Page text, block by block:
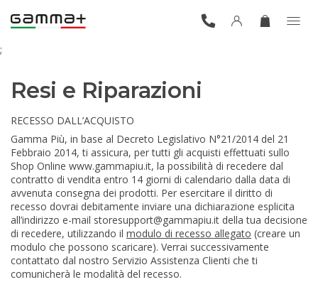
;
Resi e Riparazioni
RECESSO DALL’ACQUISTO
Gamma Più, in base al Decreto Legislativo N°21/2014 del 21
Febbraio 2014, ti assicura, per tutti gli acquisti effettuati sullo
Shop Online www.gammapiu.it, la possibilità di recedere dal
contratto di vendita entro 14 giorni di calendario dalla data di
avvenuta consegna dei prodotti. Per esercitare il diritto di
recesso dovrai debitamente inviare una dichiarazione esplicita
all’indirizzo e-mail storesupport@gammapiu.it della tua decisione
di recedere, utilizzando il modulo di recesso allegato (creare un
modulo che possono scaricare). Verrai successivamente
contattato dal nostro Servizio Assistenza Clienti che ti
comunicherà le modalità del recesso.